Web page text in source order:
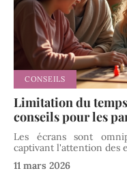
CONSEILS
Limitation du temps
conseils pour les
Les écrans sont
captivant l'attention des
11 mars 2026